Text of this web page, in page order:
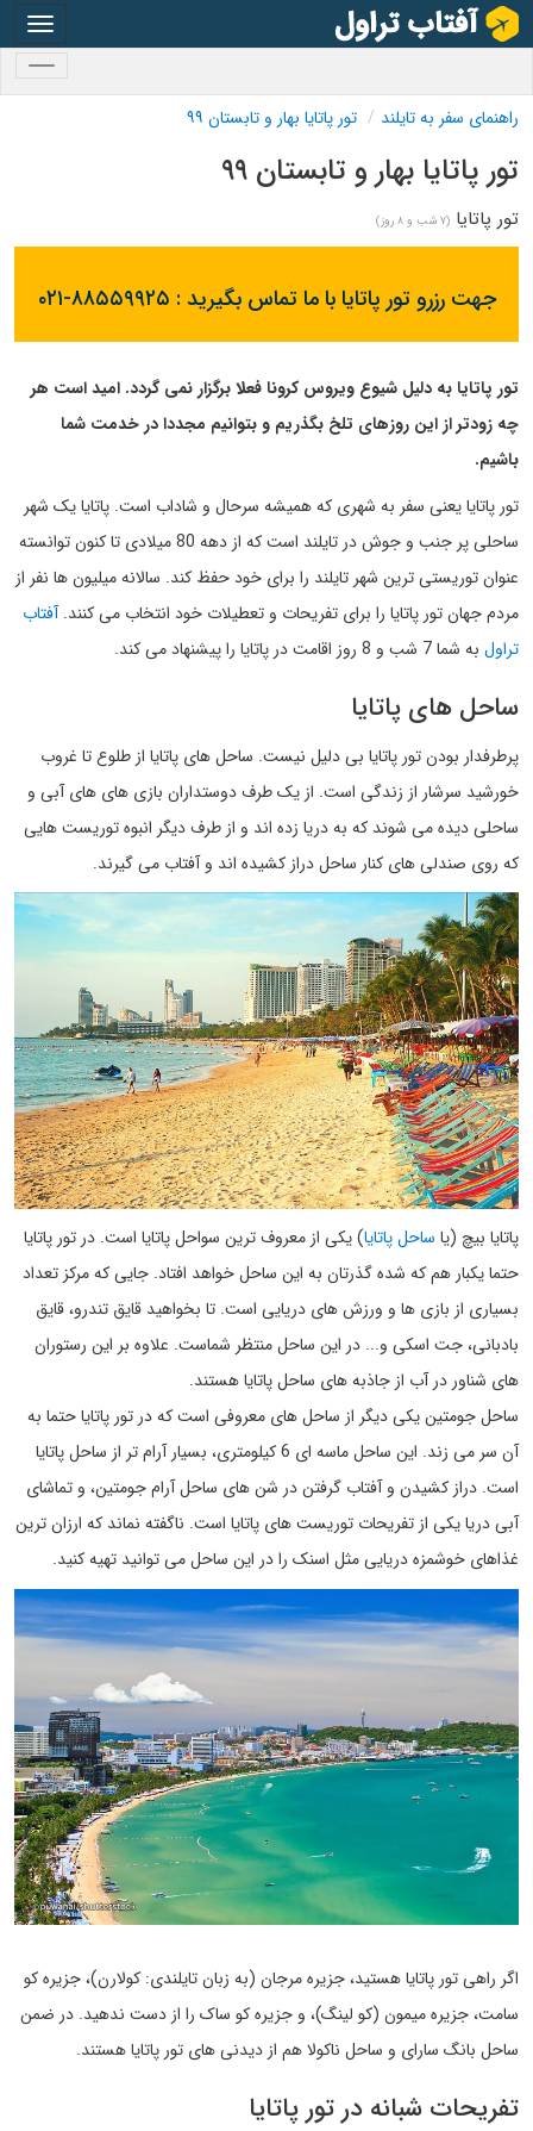
راهنمای سفر به تایلند تور پاتایا بهار و تابستان ۹۹
تور پاتایا بهار و تابستان ۹۹
تور پاتایا (۷ شب و ۸ روز)
جهت رزرو تور پاتایا با ما تماس بگیرید : ۰۲۱-۸۸۵۵۹۹۲۵
تور پاتایا به دلیل شیوع ویروس کرونا فعلا برگزار نمی گردد. امید است هر
چه زودتر از این روزهای تلخ بگذریم و بتوانیم مجددا در خدمت شما
باشیم.
تور پاتایا یعنی سفر به شهری که همیشه سرحال و شاداب است. پاتایا یک شهر
ساحلی پر جنب و جوش در تایلند است که از دهه 80 میلادی تا کنون توانسته
عنوان توریستی ترین شهر تایلند را برای خود حفظ کند. سالانه میلیون ها نفر از
مردم جهان تور پاتایا را برای تفریحات و تعطیلات خود انتخاب می کنند.آفتاب
تراول به شما 7 شب و 8 روز اقامت در پاتایا را پیشنهاد می کند.
ساحل های پاتایا
پرطرفدار بودن تور پاتایا بی دلیل نیست. ساحل های پاتایا از طلوع تا غروب
خورشید سرشار از زندگی است. از یک طرف دوستداران بازی های های آبی و
ساحلی دیده می شوند که به دریا زده اند و از طرف دیگر انبوه توریست هایی
که روی صندلی های کنار ساحل دراز کشیده اند و آفتاب می گیرند.
پاتایا بیچ (یا ساحل پاتایا) یکی از معروف ترین سواحل پاتایا است. در تور پاتایا
حتما یکبار هم که شده گذرتان به این ساحل خواهد افتاد. جایی که مرکز تعداد
بسیاری از بازی ها و ورزش های دریایی است. تا بخواهید قایق تندرو، قایق
بادبانی، جت اسکی و... در این ساحل منتظر شماست. علاوه بر این رستوران
های شناور در آب از جاذبه های ساحل پاتایا هستند.
ساحل جومتین یکی دیگر از ساحل های معروفی است که در تور پاتایا حتما به
آن سر می زند. این ساحل ماسه ای 6 کیلومتری، بسیار آرام تر از ساحل پاتایا
است. دراز کشیدن و آفتاب گرفتن در شن های ساحل آرام جومتین، و تماشای
آبی دریا یکی از تفریحات توریست های پاتایا است. ناگفته نماند که ارزان ترین
غذاهای خوشمزه دریایی مثل اسنک را در این ساحل می توانید تهیه کنید.
اگر راهی تور پاتایا هستید، جزیره مرجان (به زبان تایلندی: کولارن)، جزیره کو
سامت، جزیره میمون (کو لینگ)، و جزیره کو ساک را از دست ندهید. در ضمن
ساحل بانگ سارای و ساحل ناکولا هم از دیدنی های تور پاتایا هستند.
تفریحات شبانه در تور پاتایا